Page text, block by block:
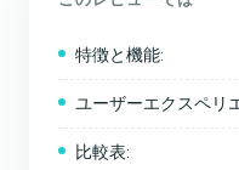
特徴と機能:
ユーザーエクスペリ
比較表: